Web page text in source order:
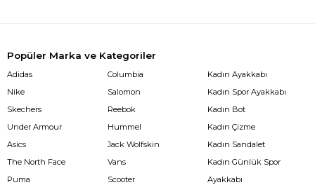
Popüler Marka ve Kategoriler
Adidas
Nike
Skechers
Under Armour
Asics
The North Face
Puma
Columbia
Salomon
Reebok
Hummel
Jack Wolfskin
Vans
Scooter
Kadın Ayakkabı
Kadın Spor Ayakkabı
Kadın Bot
Kadın Çizme
Kadın Sandalet
Kadın Günlük Spor
Ayakkabı